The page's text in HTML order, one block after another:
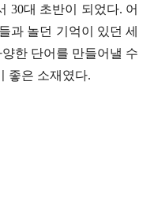
30대 초반이 되었다. 어
과 놀던 기억이 있던 세
한 단어를 만들어낼 수
좋은 소재였다.